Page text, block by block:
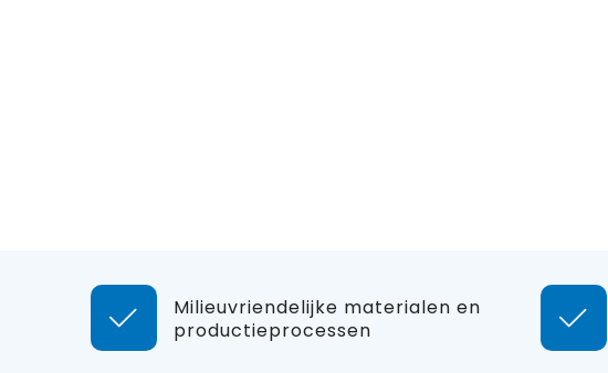
Milieuvriendelijke materialen en
productieprocessen